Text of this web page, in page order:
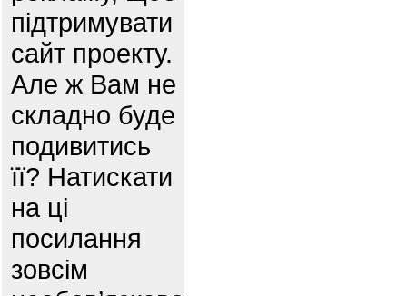
підтримувати
сайт проекту.
Але ж Вам не
складно буде
подивитись
її? Натискати
на ці
посилання
зовсім